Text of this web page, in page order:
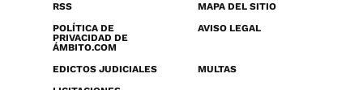
RSS
MAPA DEL SITIO
POLÍTICA DE
PRIVACIDAD DE
ÁMBITO.COM
AVISO LEGAL
EDICTOS JUDICIALES
MULTAS